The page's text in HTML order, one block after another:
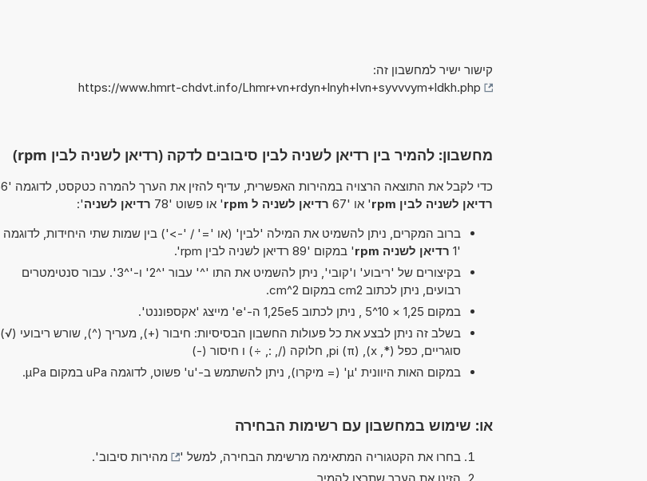
קישור ישיר למחשבון זה:
https://www.hmrt-chdvt.info/Lhmr+vn+rdyn+lnyh+lvn+syvvvym+ldkh.php
מחשבון: להמיר בין רדיאן לשניה לבין סיבובים לדקה (רדיאן לשניה לבין rpm)
כדי לקבל את התוצאה הרצויה במהירות האפשרית, עדיף להזין את הערך להמרה כטקסט, לדוגמה '56
רדיאן לשניה לבין rpm
' או '67 רדיאן לשניה ל rpm ' או פשוט '78 רדיאן לשניה':
ברוב המקרים, ניתן להשמיט את המילה 'לבין' (או '=' / '->') בין שמות שתי היחידות, לדוגמה
'1 רדיאן לשניה rpm
' במקום '89 רדיאן לשניה לבין rpm'.
בקיצורים של 'ריבוע' ו'קובי', ניתן להשמיט את התו '^' עבור '^2' ו-'^3'. עבור סנטימטרים
רבועים, ניתן לכתוב cm2 במקום cm^2.
במקום 1,25 × 10^5 , ניתן לכתוב 1,25e5 ה-'e' מייצג 'אקספוננט'.
בשלב זה ניתן לבצע את כל פעולות החשבון הבסיסיות: חיבור (+), מעריך (^), שורש ריבועי (√),
סוגריים, כפל (*, x), pi (π), חלוקה (/, :, ÷) ו חיסור (-)
במקום האות היוונית 'µ' (= מיקרו), ניתן להשתמש ב-'u' פשוט, לדוגמה uPa במקום µPa.
או: שימוש במחשבון עם רשימות הבחירה
בחרו את הקטגוריה המתאימה מרשימת הבחירה, למשל ' מהירות סיבוב'.
הזינו את הערך שתרצו להמיר.